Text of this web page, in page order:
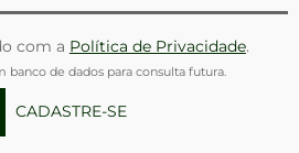
com a Política de Privacidade.
banco de dados para consulta futura.
CADASTRE-SE